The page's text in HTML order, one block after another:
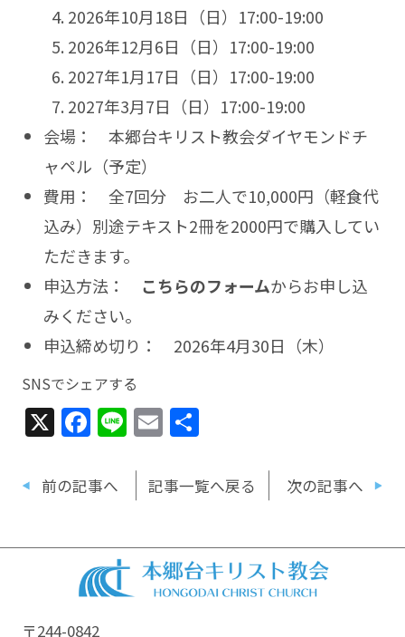
2026年10月18日（日）17:00-19:00
2026年12月6日（日）17:00-19:00
2027年1月17日（日）17:00-19:00
2027年3月7日（日）17:00-19:00
会場： 本郷台キリスト教会ダイヤモンドチ
ャペル（予定）
費用： 全7回分 お二人で10,000円（軽食代
込み）別途テキスト2冊を2000円で購入してい
ただきます。
申込方法： こちらのフォームからお申し込
みください。
申込締め切り： 2026年4月30日（木）
SNSでシェアする
X Facebook
LineEmail
共
前の記事へ 記事一覧へ戻る 次の記事へ
〒244-0842